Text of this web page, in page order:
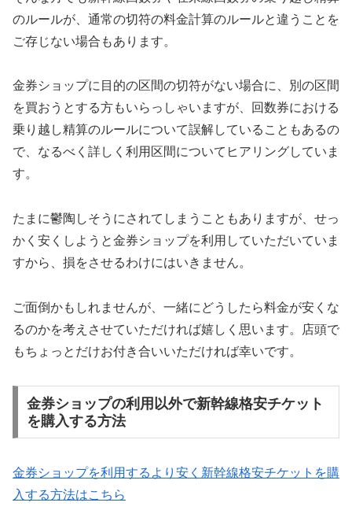
のルールが、通常の切符の料金計算のルールと違うことを
ご存じない場合もあります。
金券ショップに目的の区間の切符がない場合に、別の区間
を買おうとする方もいらっしゃいますが、回数券における
乗り越し精算のルールについて誤解していることもあるの
で、なるべく詳しく利用区間についてヒアリングしていま
す。
たまに鬱陶しそうにされてしまうこともありますが、せっ
かく安くしようと金券ショップを利用していただいていま
すから、損をさせるわけにはいきません。
ご面倒かもしれませんが、一緒にどうしたら料金が安くな
るのかを考えさせていただければ嬉しく思います。店頭で
もちょっとだけお付き合いいただければ幸いです。
金券ショップの利用以外で新幹線格安チケット
を購入する方法
金券ショップを利用するより安く新幹線格安チケットを購
入する方法はこちら